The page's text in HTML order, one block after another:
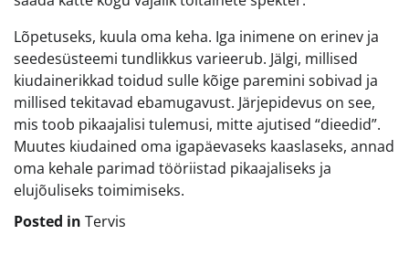
Lõpetuseks, kuula oma keha. Iga inimene on erinev ja
seedesüsteemi tundlikkus varieerub. Jälgi, millised
kiudainerikkad toidud sulle kõige paremini sobivad ja
millised tekitavad ebamugavust. Järjepidevus on see,
mis toob pikaajalisi tulemusi, mitte ajutised “dieedid”.
Muutes kiudained oma igapäevaseks kaaslaseks, annad
oma kehale parimad tööriistad pikaajaliseks ja
elujõuliseks toimimiseks.
Posted in Tervis